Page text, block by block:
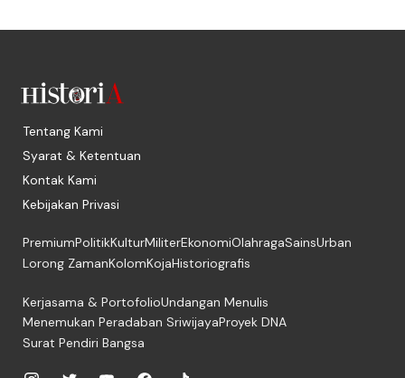
Tentang Kami
Syarat & Ketentuan
Kontak Kami
Kebijakan Privasi
PremiumPolitikKulturMiliterEkonomiOlahragaSainsUrban
Lorong ZamanKolomKojaHistoriografis
Kerjasama & PortofolioUndangan Menulis
Menemukan Peradaban SriwijayaProyek DNA
Surat Pendiri Bangsa